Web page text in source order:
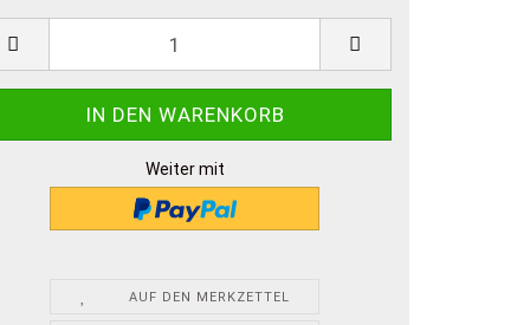
Weiter mit
AUF DEN MERKZETTEL